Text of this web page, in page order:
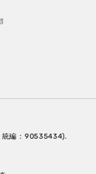
統編：90535434).